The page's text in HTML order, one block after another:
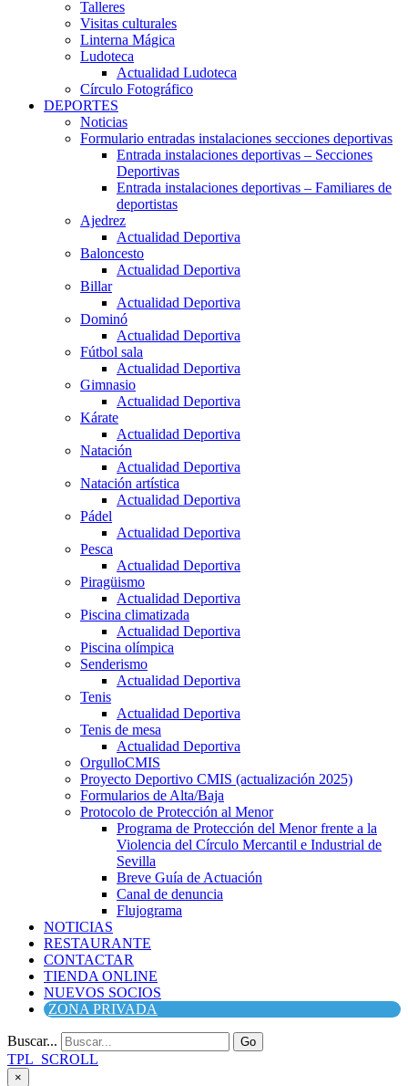
Talleres
Visitas culturales
Linterna Mágica
Ludoteca
Actualidad Ludoteca
Círculo Fotográfico
DEPORTES
Noticias
Formulario entradas instalaciones secciones deportivas
Entrada instalaciones deportivas – Secciones
Deportivas
Entrada instalaciones deportivas – Familiares de
deportistas
Ajedrez
Actualidad Deportiva
Baloncesto
Actualidad Deportiva
Billar
Actualidad Deportiva
Dominó
Actualidad Deportiva
Fútbol sala
Actualidad Deportiva
Gimnasio
Actualidad Deportiva
Kárate
Actualidad Deportiva
Natación
Actualidad Deportiva
Natación artística
Actualidad Deportiva
Pádel
Actualidad Deportiva
Pesca
Actualidad Deportiva
Piragüismo
Actualidad Deportiva
Piscina climatizada
Actualidad Deportiva
Piscina olímpica
Senderismo
Actualidad Deportiva
Tenis
Actualidad Deportiva
Tenis de mesa
Actualidad Deportiva
OrgulloCMIS
Proyecto Deportivo CMIS (actualización 2025)
Formularios de Alta/Baja
Protocolo de Protección al Menor
Programa de Protección del Menor frente a la
Violencia del Círculo Mercantil e Industrial de
Sevilla
Breve Guía de Actuación
Canal de denuncia
Flujograma
NOTICIAS
RESTAURANTE
CONTACTAR
TIENDA ONLINE
NUEVOS SOCIOS
ZONA PRIVADA
Buscar... Go
TPL_SCROLL
×